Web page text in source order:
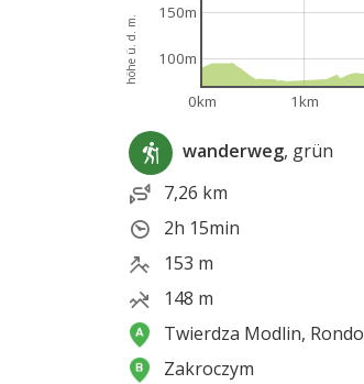
höhe ü. d. m.
0km 1km
100m
150m
wanderweg, grün
7,26 km
2h 15min
153 m
148 m
Twierdza Modlin, Rondo
Zakroczym